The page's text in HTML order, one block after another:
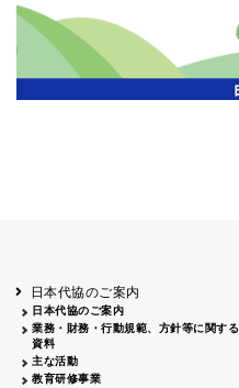
日本代協のご案内
日本代協のご案内
業務・財務・行動規範、方針等に関する
資料
主な活動
教育研修事業